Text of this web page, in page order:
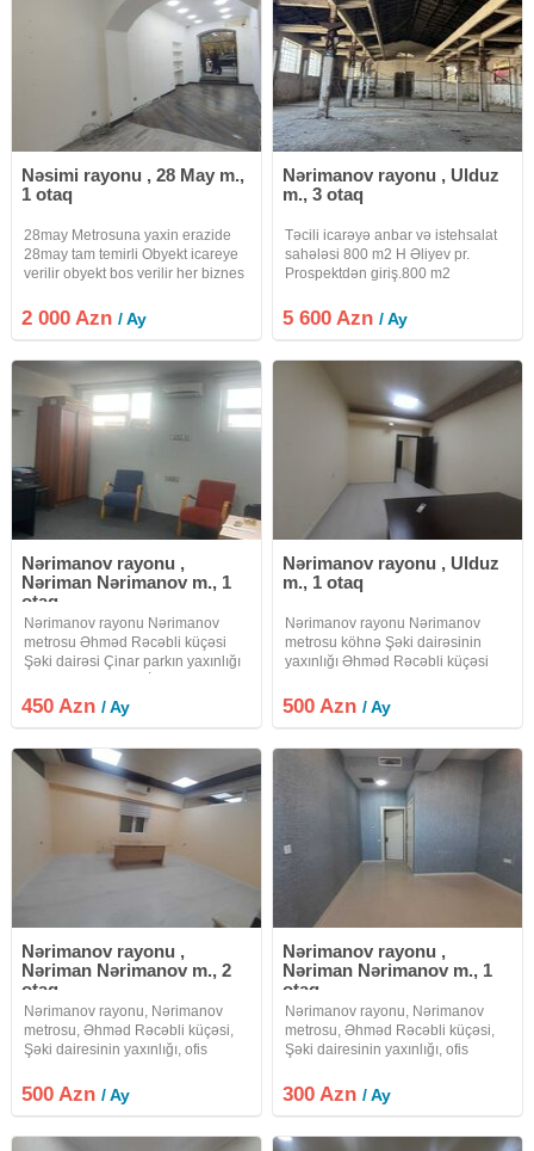
Nəsimi rayonu , 28 May m.,
1 otaq
28may Metrosuna yaxin erazide
28may tam temirli Obyekt icareye
verilir obyekt bos verilir her biznes
metex yeri ve sanitar qovsagi
var.Emlak sahibi
2 000 Azn/ Ay
Nərimanov rayonu , Ulduz
m., 3 otaq
Təcili icarəyə anbar və istehsalat
sahələsi 800 m2 H Əliyev pr.
Prospektdən giriş.800 m2
üçün parkinq Döşəmə üzlənmiş
beton divarlar daş tavanlar
5 600 Azn/ Ay
Nərimanov rayonu ,
Nəriman Nərimanov m., 1
otaq
Nərimanov rayonu Nərimanov
metrosu Əhməd Rəcəbli küçəsi
Şəki dairəsi Çinar parkın yaxınlığı
plazanın orta mərtəbəsində
yerləşir.lift var. otaqda günəş
450 Azn/ Ay
Nərimanov rayonu , Ulduz
m., 1 otaq
Nərimanov rayonu Nərimanov
metrosu köhnə Şəki dairəsinin
yaxınlığı Əhməd Rəcəbli küçəsi
yerləşir. Giriş çıxış 7/24-dür.lift var
Yay üçün kondisoner qış üçün isə
500 Azn/ Ay
Nərimanov rayonu ,
Nəriman Nərimanov m., 2
otaq
Nərimanov rayonu, Nərimanov
metrosu, Əhməd Rəcəbli küçəsi,
Şəki dairesinin yaxınlığı, ofis
yerləşir.lift var.giriş çıxış 7/24-dür.
Qadın, kişi sanitar qovşağı var.
500 Azn/ Ay
Nərimanov rayonu ,
Nəriman Nərimanov m., 1
otaq
Nərimanov rayonu, Nərimanov
metrosu, Əhməd Rəcəbli küçəsi,
Şəki dairesinin yaxınlığı, ofis
yerləşir.lift var.7/24 açıqdır. sanitar
qovşaq hər bir otaqda var. Su, işıq,
300 Azn/ Ay